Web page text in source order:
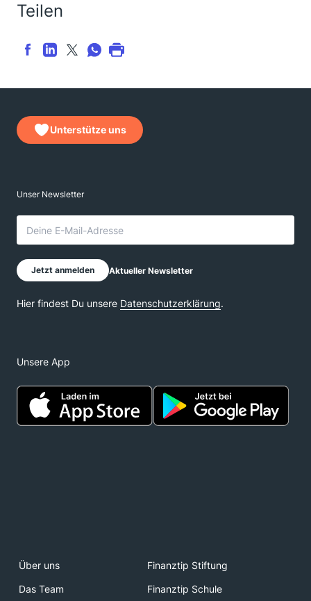
Teilen
Unterstütze uns
Unsere App
Über uns
Finanztip Stiftung
Das Team
Finanztip Schule